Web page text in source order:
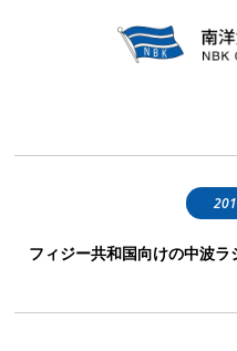
フィジー共和国向けの中波